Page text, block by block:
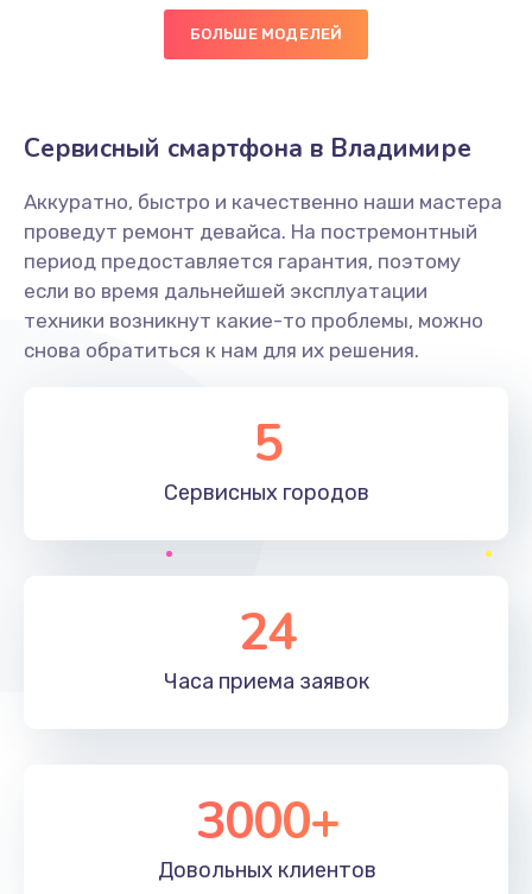
890 руб.
Замена голосового динамика
Заказать
Замена основной камеры
490 руб.
Заказать
1190 руб.
Заказать
Замена материнской платы
Заказать
Замена клавиатуры
1190 руб.
Замена корпуса
890 руб.
БОЛЬШЕ МОДЕЛЕЙ
Сервисный смартфона в Владимире
Аккуратно, быстро и качественно наши мастера
проведут ремонт девайса. На постремонтный
период предоставляется гарантия, поэтому
если во время дальнейшей эксплуатации
техники возникнут какие-то проблемы, можно
снова обратиться к нам для их решения.
5
Сервисных городов
24
Часа приема заявок
3000+
Довольных клиентов